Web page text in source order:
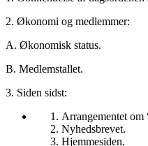
2. Økonomi og medlemmer:
A. Økonomisk status.
B. Medlemstallet.
3. Siden sidst:
Arrangementet om
Nyhedsbrevet.
Hjemmesiden.